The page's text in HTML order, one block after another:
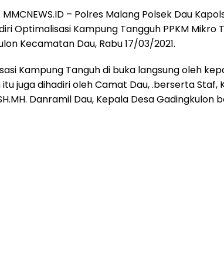
– Polres Malang Polsek Dau
Optimalisasi Kampung Tangguh PPKM Mikro
Kecamatan Dau, Rabu 17/03/2021.
Kampung Tanguh di buka langsung oleh
juga dihadiri oleh Camat Dau, .berserta Staf,
Danramil Dau, Kepala Desa Gadingkulon